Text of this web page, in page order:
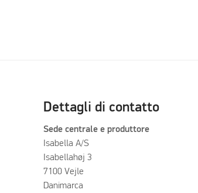
Dettagli di contatto
Sede centrale e produttore
Isabella A/S
Isabellahøj 3
7100 Vejle
Danimarca